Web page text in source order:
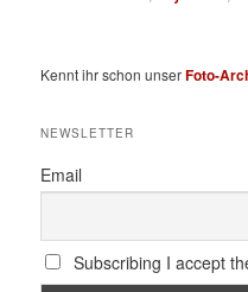
Kennt ihr schon unserFoto-
NEWSLETTER
Email
Subscribing I accept